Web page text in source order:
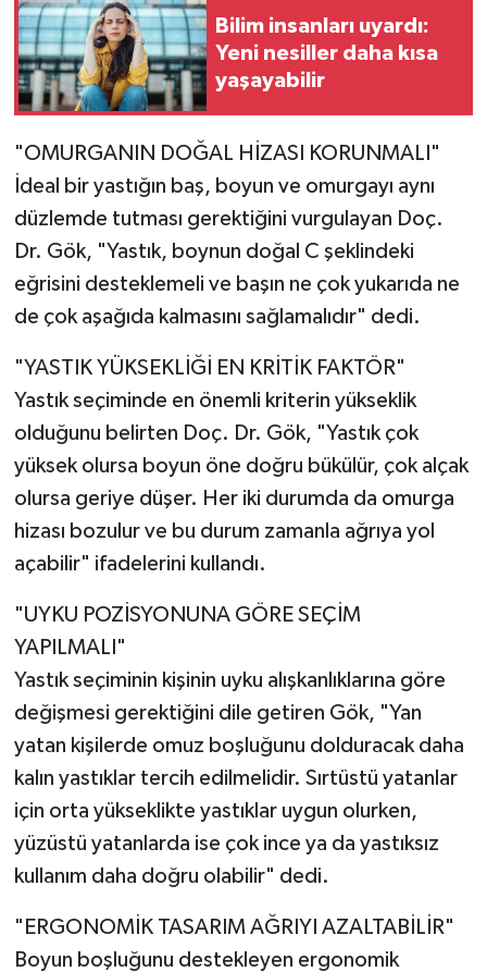
Bilim insanları uyardı:
Yeni nesiller daha kısa
yaşayabilir
"OMURGANIN DOĞAL HİZASI KORUNMALI"
İdeal bir yastığın baş, boyun ve omurgayı aynı
düzlemde tutması gerektiğini vurgulayan Doç.
Dr. Gök, "Yastık, boynun doğal C şeklindeki
eğrisini desteklemeli ve başın ne çok yukarıda ne
de çok aşağıda kalmasını sağlamalıdır" dedi.
"YASTIK YÜKSEKLİĞİ EN KRİTİK FAKTÖR"
Yastık seçiminde en önemli kriterin yükseklik
olduğunu belirten Doç. Dr. Gök, "Yastık çok
yüksek olursa boyun öne doğru bükülür, çok alçak
olursa geriye düşer. Her iki durumda da omurga
hizası bozulur ve bu durum zamanla ağrıya yol
açabilir" ifadelerini kullandı.
"UYKU POZİSYONUNA GÖRE SEÇİM
YAPILMALI"
Yastık seçiminin kişinin uyku alışkanlıklarına göre
değişmesi gerektiğini dile getiren Gök, "Yan
yatan kişilerde omuz boşluğunu dolduracak daha
kalın yastıklar tercih edilmelidir. Sırtüstü yatanlar
için orta yükseklikte yastıklar uygun olurken,
yüzüstü yatanlarda ise çok ince ya da yastıksız
kullanım daha doğru olabilir" dedi.
"ERGONOMİK TASARIM AĞRIYI AZALTABİLİR"
Boyun boşluğunu destekleyen ergonomik